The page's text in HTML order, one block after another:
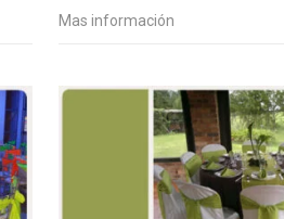
Mas información